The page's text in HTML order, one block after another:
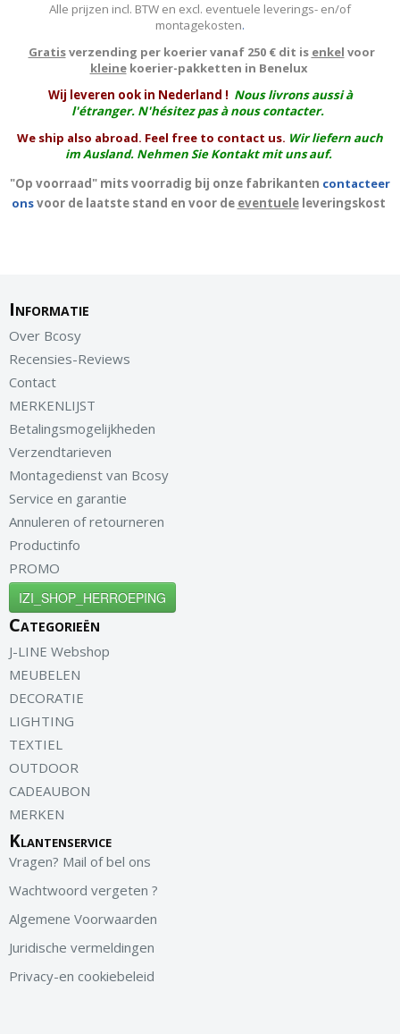
Alle prijzen incl. BTW en excl. eventuele leverings- en/of
montagekosten.
Gratisverzending per koerier vanaf 250 € dit is enkel voor
kleinekoerier-pakketten in Benelux
Wij leveren ook in Nederland ! Nous livrons aussi à
l'étranger. N'hésitez pas à nous contacter.
We ship also abroad. Feel free to contact us. Wir liefern auch
im Ausland. Nehmen Sie Kontakt mit uns auf.
"Op voorraad" mits voorradig bij onze fabrikanten contacteer
onsvoor de laatste stand en voor de eventueleleveringskost
Informatie
Over Bcosy
Recensies-Reviews
Contact
MERKENLIJST
Betalingsmogelijkheden
Verzendtarieven
Montagedienst van Bcosy
Service en garantie
Annuleren of retourneren
Productinfo
PROMO
IZI_SHOP_HERROEPING
Categorieën
J-LINE Webshop
MEUBELEN
DECORATIE
LIGHTING
TEXTIEL
OUTDOOR
CADEAUBON
MERKEN
Klantenservice
Vragen? Mail of bel ons
Wachtwoord vergeten ?
Algemene Voorwaarden
Juridische vermeldingen
Privacy-en cookiebeleid